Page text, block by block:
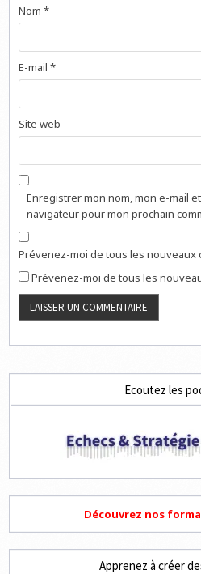
Nom*
E-mail*
Site web
Enregistrer mon nom, mon e-mail
navigateur pour mon prochain
Prévenez-moi de tous les nouveaux
Prévenez-moi de tous les
Ecoutez les
Découvrez nos
Apprenez à créer